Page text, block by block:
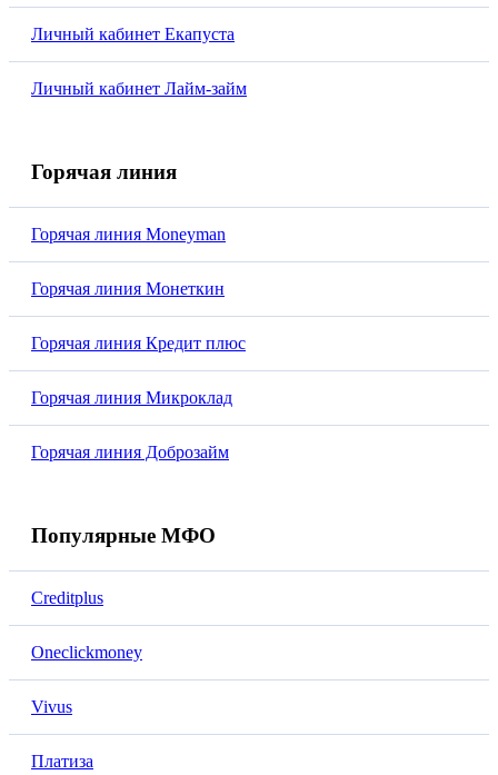
Личный кабинет Екапуста
Личный кабинет Лайм-займ
Горячая линия
Горячая линия Moneyman
Горячая линия Монеткин
Горячая линия Кредит плюс
Горячая линия Микроклад
Горячая линия Доброзайм
Популярные МФО
Creditplus
Oneclickmoney
Vivus
Платиза